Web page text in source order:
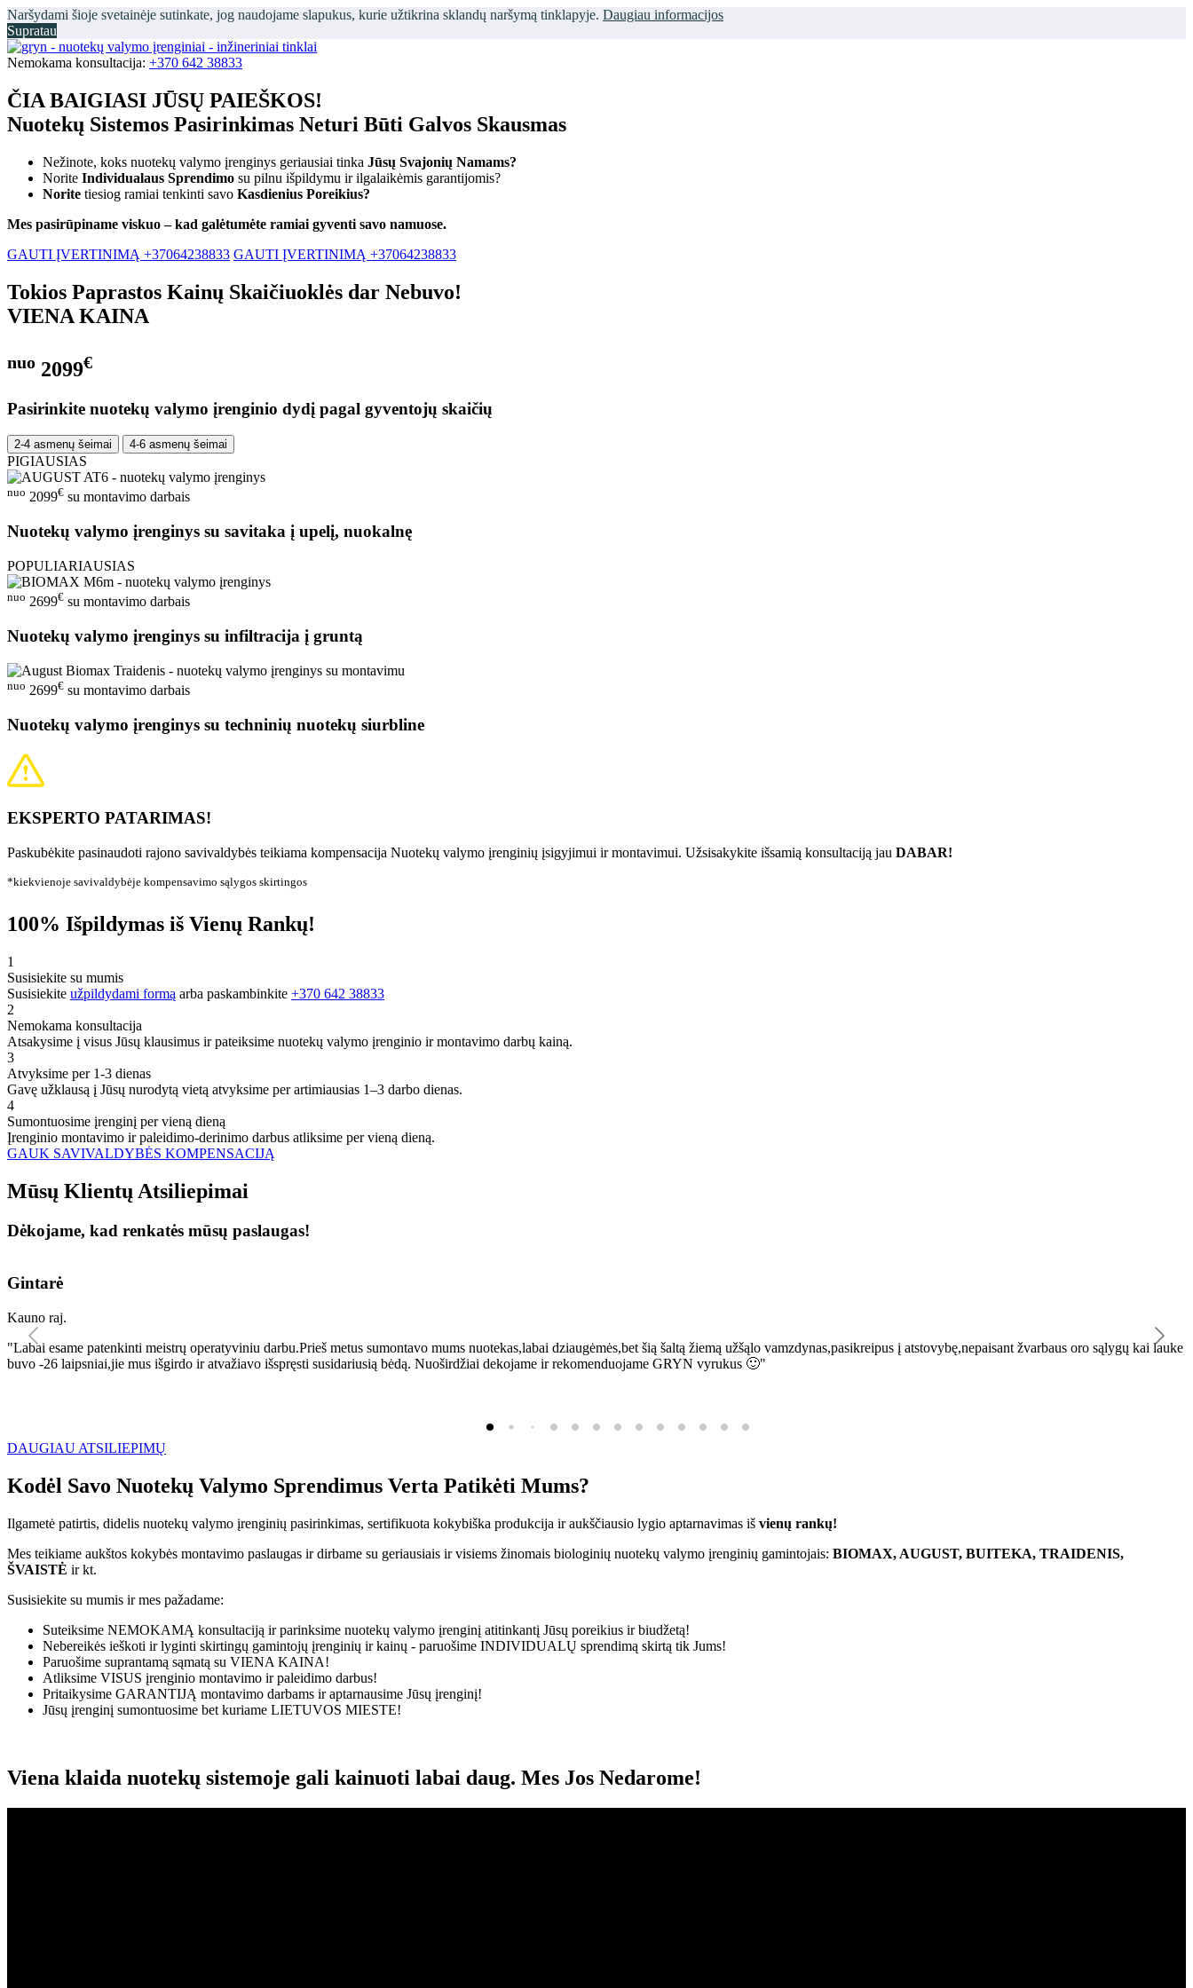
Naršydami šioje svetainėje sutinkate, jog naudojame slapukus, kurie užtikrina sklandų naršymą tinklapyje. Daugiau informacijos
Supratau
Nemokama konsultacija: +370 642 38833
ČIA BAIGIASI JŪSŲ PAIEŠKOS!
Nuotekų Sistemos Pasirinkimas Neturi Būti Galvos Skausmas
Nežinote, koks nuotekų valymo įrenginys geriausiai tinka Jūsų Svajonių Namams?
Norite Individualaus Sprendimo su pilnu išpildymu ir ilgalaikėmis garantijomis?
Norite tiesiog ramiai tenkinti savo Kasdienius Poreikius?
Mes pasirūpiname viskuo – kad galėtumėte ramiai gyventi savo namuose.
GAUTI ĮVERTINIMĄ +37064238833 GAUTI ĮVERTINIMĄ +37064238833
Tokios Paprastos Kainų Skaičiuoklės dar Nebuvo!
VIENA KAINA
nuo 2099€
Pasirinkite nuotekų valymo įrenginio dydį pagal gyventojų skaičių
2-4 asmenų šeimai 4-6 asmenų šeimai
PIGIAUSIAS
nuo 2099€ su montavimo darbais
Nuotekų valymo įrenginys su savitaka į upelį, nuokalnę
POPULIARIAUSIAS
nuo 2699€ su montavimo darbais
Nuotekų valymo įrenginys su infiltracija į gruntą
nuo 2699€ su montavimo darbais
Nuotekų valymo įrenginys su techninių nuotekų siurbline
EKSPERTO PATARIMAS!
Paskubėkite pasinaudoti rajono savivaldybės teikiama kompensacija Nuotekų valymo įrenginių įsigyjimui ir montavimui. Užsisakykite išsamią konsultaciją jau DABAR!
*kiekvienoje savivaldybėje kompensavimo sąlygos skirtingos
100% Išpildymas iš Vienų Rankų!
1
Susisiekite su mumis
Susisiekite užpildydami formą arba paskambinkite +370 642 38833
2
Nemokama konsultacija
Atsakysime į visus Jūsų klausimus ir pateiksime nuotekų valymo įrenginio ir montavimo darbų kainą.
3
Atvyksime per 1-3 dienas
Gavę užklausą į Jūsų nurodytą vietą atvyksime per artimiausias 1–3 darbo dienas.
4
Sumontuosime įrenginį per vieną dieną
Įrenginio montavimo ir paleidimo-derinimo darbus atliksime per vieną dieną.
GAUK SAVIVALDYBĖS KOMPENSACIJĄ
Mūsų Klientų Atsiliepimai
Dėkojame, kad renkatės mūsų paslaugas!
Gintarė
Kauno raj.
"Labai esame patenkinti meistrų operatyviniu darbu.Prieš metus sumontavo mums nuotekas,labai dziaugėmės,bet šią šaltą žiemą užšąlo vamzdynas,pasikreipus į atstovybę,nepaisant žvarbaus oro sąlygų kai lauke
buvo -26 laipsniai,jie mus išgirdo ir atvažiavo išspręsti susidariusią bėdą. Nuoširdžiai dekojame ir rekomenduojame GRYN vyrukus 🙂"
DAUGIAU ATSILIEPIMŲ
Kodėl Savo Nuotekų Valymo Sprendimus Verta Patikėti Mums?
Ilgametė patirtis, didelis nuotekų valymo įrenginių pasirinkimas, sertifikuota kokybiška produkcija ir aukščiausio lygio aptarnavimas iš vienų rankų!
Mes teikiame aukštos kokybės montavimo paslaugas ir dirbame su geriausiais ir visiems žinomais biologinių nuotekų valymo įrenginių gamintojais: BIOMAX, AUGUST, BUITEKA, TRAIDENIS,
ŠVAISTĖ ir kt.
Susisiekite su mumis ir mes pažadame:
Suteiksime NEMOKAMĄ konsultaciją ir parinksime nuotekų valymo įrenginį atitinkantį Jūsų poreikius ir biudžetą!
Nebereikės ieškoti ir lyginti skirtingų gamintojų įrenginių ir kainų - paruošime INDIVIDUALŲ sprendimą skirtą tik Jums!
Paruošime suprantamą sąmatą su VIENA KAINA!
Atliksime VISUS įrenginio montavimo ir paleidimo darbus!
Pritaikysime GARANTIJĄ montavimo darbams ir aptarnausime Jūsų įrenginį!
Jūsų įrenginį sumontuosime bet kuriame LIETUVOS MIESTE!
Viena klaida nuotekų sistemoje gali kainuoti labai daug. Mes Jos Nedarome!